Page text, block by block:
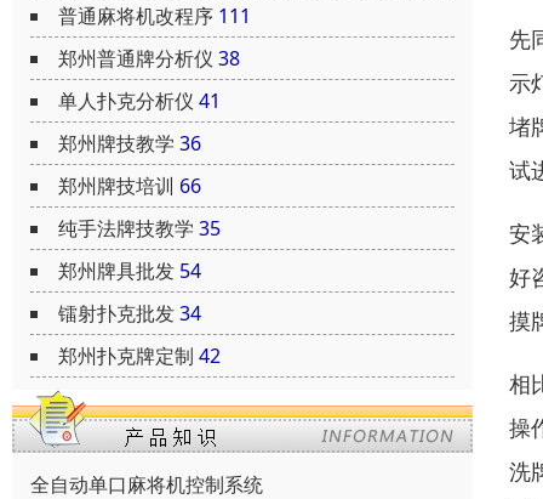
普通麻将机改程序 111
郑州普通牌分析仪 38
单人扑克分析仪 41
郑州牌技教学 36
郑州牌技培训 66
纯手法牌技教学 35
郑州牌具批发 54
镭射扑克批发34
郑州扑克牌定制 42
全自动单口麻将机控制系统
先
示
堵
试
安
好
摸
相
操
洗